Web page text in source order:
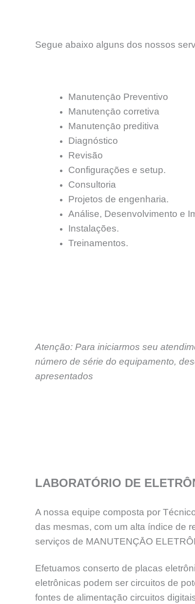
Segue abaixo alguns dos nossos
Manutençāo Preventivo
Manutençāo corretiva
Manutençāo preditiva
Diagnóstico
Revisão
Configurações e setup.
Consultoria
Projetos de engenharia.
Análise, Desenvolvimento e
Instalações.
Treinamentos.
Atenção: Para iniciarmos seu
número de série do equipamento,
apresentados
LABORATÓRIO DE
A nossa equipe composta por
das mesmas, com um alta índice de
serviços de MANUTENÇĀO
Efetuamos conserto de placas
eletrônicas podem ser circuitos de
fontes de alimentação circuitos